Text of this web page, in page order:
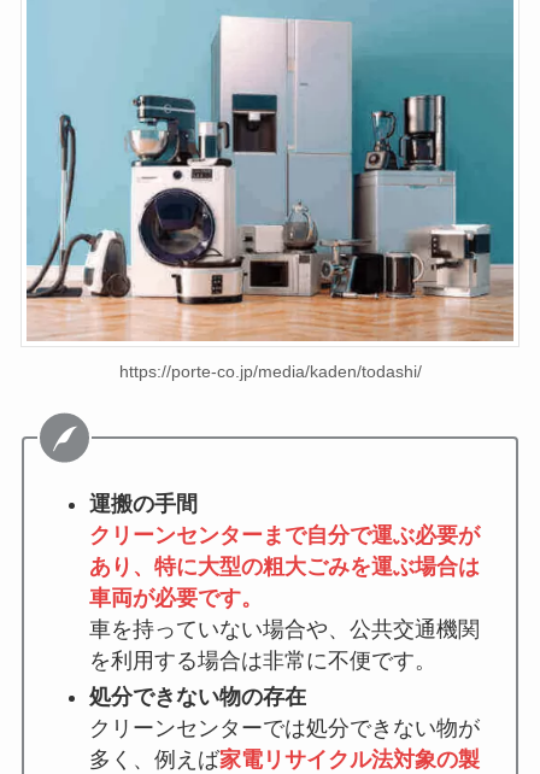
https://porte-co.jp/media/kaden/todashi/
運搬の手間
クリーンセンターまで自分で運ぶ必要が
あり、特に大型の粗大ごみを運ぶ場合は
車両が必要です。
車を持っていない場合や、公共交通機関
を利用する場合は非常に不便です。
処分できない物の存在
クリーンセンターでは処分できない物が
多く、例えば家電リサイクル法対象の製